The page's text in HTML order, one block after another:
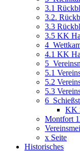
3.1
3.2.
3.3
3.5 KK
4.1 KK
5.1
5.2
5.3
KK
Montfort
x Seite
Historisches